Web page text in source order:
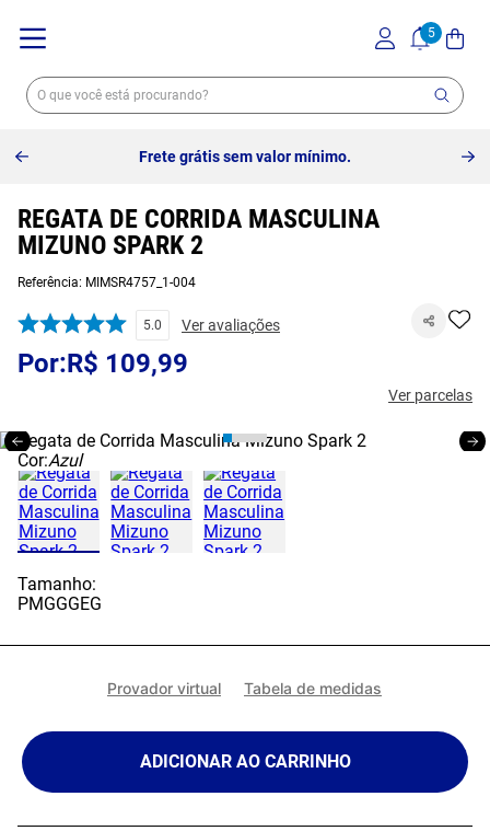
Frete grátis sem valor mínimo.
REGATA DE CORRIDA MASCULINA
MIZUNO SPARK 2
Referência: MIMSR4757_1-004
5.0 Ver avaliações
R$ 109,99
Ver parcelas
Cor:Azul
Tamanho:
PMGGGEG
Provador virtual Tabela de medidas
ADICIONAR AO CARRINHO